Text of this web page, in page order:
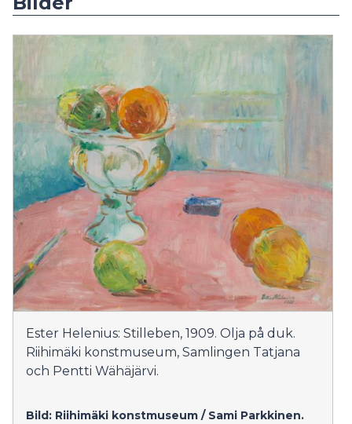
Ester Helenius: Stilleben, 1909. Olja på duk.
Riihimäki konstmuseum, Samlingen Tatjana
och Pentti Wähäjärvi.
Bild: Riihimäki konstmuseum / Sami Parkkinen.